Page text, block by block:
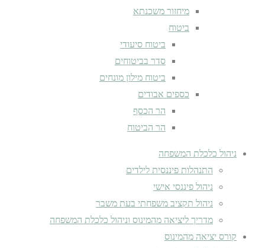
מיחזור משכנתא
ביטוח
ביטוח סיעודי
סדר בביטוחים
ביטוח מילון מונחים
כספים אבודים
הר הכסף
הר הביטוח
ניהול כלכלת המשפחה
התנהלות פיננסית לילדים
ניהול פיננסי אישי
ניהול תקציב משפחתי בעת משבר
מדריך ליציאה מהמינוס וניהול כלכלת המשפחה
קורס יציאה מהמינוס